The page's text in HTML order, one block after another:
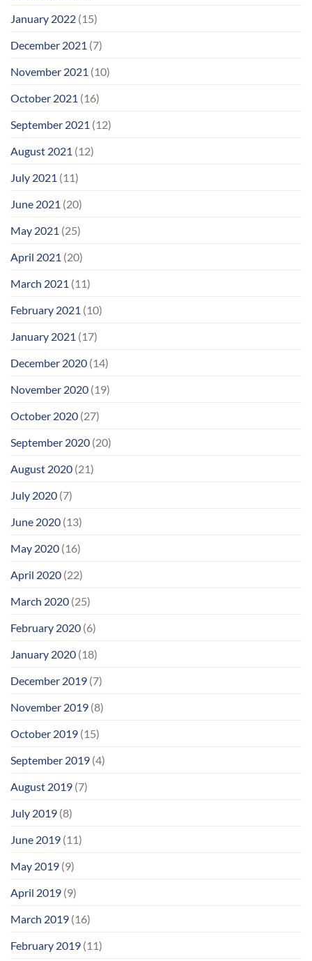
January 2022 (15)
December 2021 (7)
November 2021 (10)
October 2021 (16)
September 2021 (12)
August 2021 (12)
July 2021 (11)
June 2021 (20)
May 2021 (25)
April 2021 (20)
March 2021 (11)
February 2021 (10)
January 2021 (17)
December 2020 (14)
November 2020 (19)
October 2020 (27)
September 2020 (20)
August 2020 (21)
July 2020 (7)
June 2020 (13)
May 2020 (16)
April 2020 (22)
March 2020 (25)
February 2020 (6)
January 2020 (18)
December 2019 (7)
November 2019 (8)
October 2019 (15)
September 2019 (4)
August 2019 (7)
July 2019 (8)
June 2019 (11)
May 2019 (9)
April 2019 (9)
March 2019 (16)
February 2019 (11)